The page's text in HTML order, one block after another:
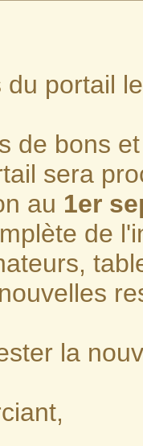
portail
de bons
sera
au 1er
de
la